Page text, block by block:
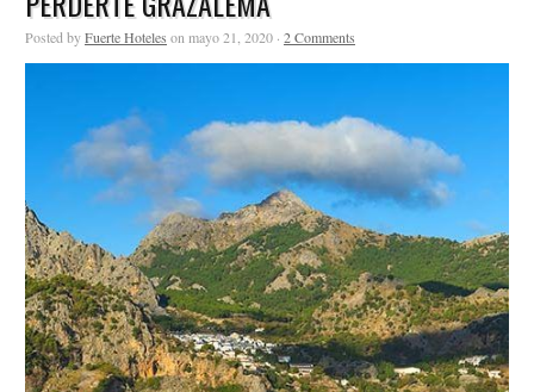
Posted byFuerte Hoteles on mayo 21, 2020 · 2 Comments